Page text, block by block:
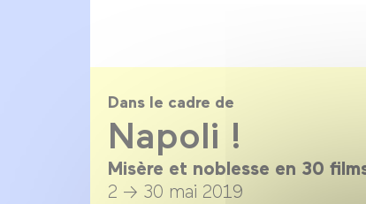
Dans le cadre de
Napoli !
Misère et noblesse en 30
2 → 30 mai 2019